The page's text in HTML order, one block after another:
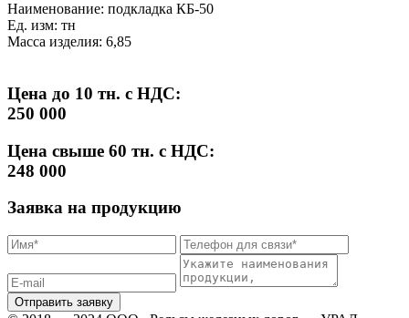
Наименование: подкладка КБ-50
Ед. изм: тн
Масса изделия: 6,85
Цена до 10 тн. с НДС:
250 000
Цена свыше 60 тн. с НДС:
248 000
Заявка на продукцию
Отправить заявку